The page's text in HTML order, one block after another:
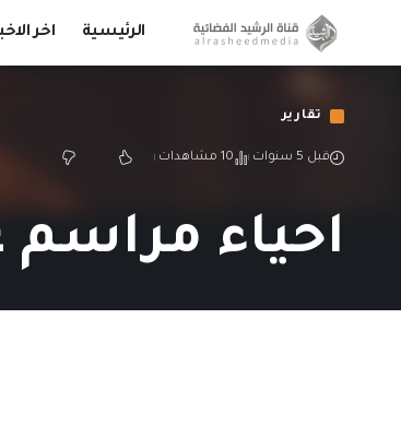
الرئيسية اخر
تقارير
قبل 5 سنوات 10 مشاهدات
احياء مراسم